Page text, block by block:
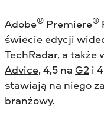
Adobe® Premiere®
świecie edycji
TechRadar, a także
Advice, 4,5 na G2 i
stawiają na niego
branżowy.